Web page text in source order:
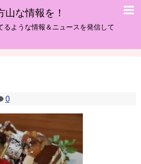
山な情報を！
るような情報＆ニュースを発信して
0